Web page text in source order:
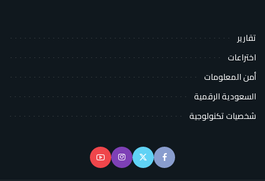
تقارير
اختراعات
أمن المعلومات
السعودية الرقمية
شخصيات تكنولوجية